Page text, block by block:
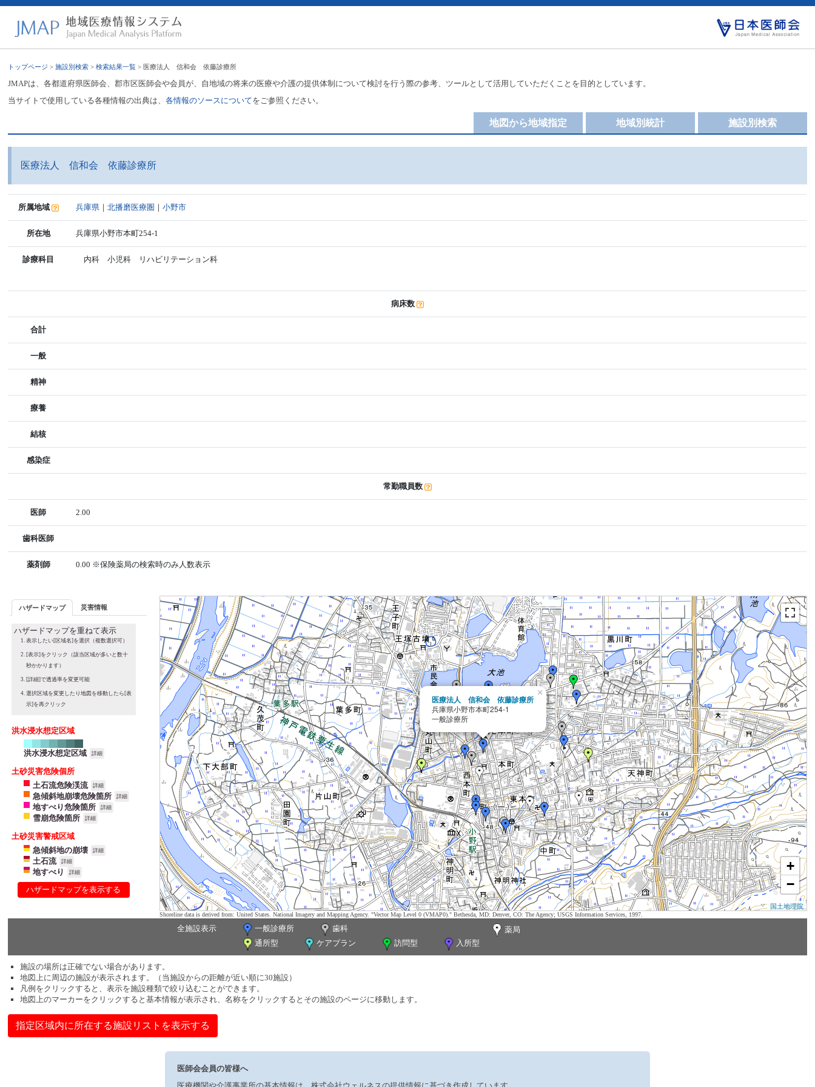
トップページ >施設別検索 >検索結果一覧 > 医療法人 信和会 依藤診療所
JMAPは、各都道府県医師会、郡市区医師会や会員が、自地域の将来の医療や介護の提供体制について検討を行う際の参考、ツールとして活用していただくことを目的としています。
当サイトで使用している各種情報の出典は、各情報のソースについてをご参照ください。
施設別検索
地域別統計
地図から地域指定
医療法人 信和会 依藤診療所
所属地域 兵庫県 ｜北播磨医療圏 ｜小野市
所在地 兵庫県小野市本町254-1
診療科目 内科 小児科 リハビリテーション科
病床数
合計
一般
精神
療養
結核
感染症
常勤職員数
医師 2.00
歯科医師
薬剤師 0.00 ※保険薬局の検索時のみ人数表示
ハザードマップ 災害情報
ハザードマップを重ねて表示
表示したい[区域名]を選択（複数選択可）
[表示]をクリック（該当区域が多いと数十
秒かかります）
[詳細]で透過率を変更可能
選択区域を変更したり地図を移動したら[表
示]を再クリック
洪水浸水想定区域
洪水浸水想定区域 詳細
土砂災害危険個所
土石流危険渓流
詳細
急傾斜地崩壊危険箇所 詳細
地すべり危険箇所 詳細
雪崩危険箇所 詳細
土砂災害警戒区域
急傾斜地の崩壊
詳細
土石流 詳細
地すべり 詳細
ハザードマップを表示する
医療法人 信和会 依藤診療所
兵庫県小野市本町254-1
一般診療所
×
+
−
国土地理院
Shoreline data is derived from: United States. National Imagery and Mapping Agency. "Vector Map Level 0 (VMAP0)." Bethesda, MD: Denver, CO: The Agency; USGS Information Services, 1997.
全施設表示 一般診療所 歯科
薬局
通所型
ケアプラン 訪問型 入所型
施設の場所は正確でない場合があります。
地図上に周辺の施設が表示されます。（当施設からの距離が近い順に30施設）
凡例をクリックすると、表示を施設種類で絞り込むことができます。
地図上のマーカーをクリックすると基本情報が表示され、名称をクリックするとその施設のページに移動します。
指定区域内に所在する施設リストを表示する
医師会会員の皆様へ